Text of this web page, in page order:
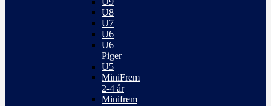
U8
U7
U6
U6
Piger
U5
MiniFrem
2-4 år
Minifrem